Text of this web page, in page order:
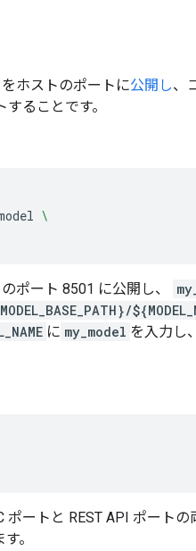
ホストのポートに公開し、
ることです。
\
ポート 8501 に公開し、
に my_model を入力し、
ポートと REST API ポートの
。